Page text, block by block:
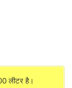
लीटर है।